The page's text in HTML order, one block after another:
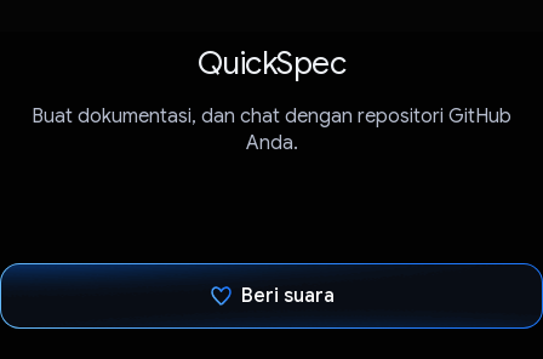
QuickSpec
Buat dokumentasi, dan chat dengan repositori GitHub
Anda.
Beri suara